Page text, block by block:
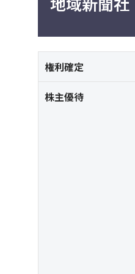
権利確定
株主優待